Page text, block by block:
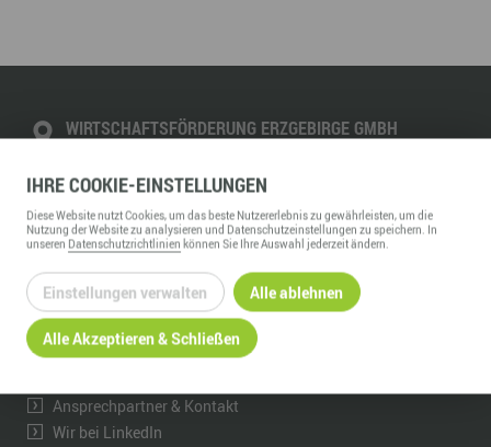
WIRTSCHAFTSFÖRDERUNG ERZGEBIRGE GMBH
09456 Annaberg-Buchholz
Telefon:+49 3733 145 0
Fax:+49 3733 145 145
www.wfe-erzgebirge.de
INFORMATION
Ansprechpartner & Kontakt
Wir bei LinkedIn
IHRECOOKIE-EINSTELLUNGEN
DieseWebsitenutzt Cookies, um das beste Nutzererlebnis zu gewährleisten, um die
Nutzung derWebsitezu analysieren und Datenschutzeinstellungen zu speichern. In
unseren Datenschutzrichtlinien können Sie Ihre Auswahl jederzeit ändern.
Einstellungen verwalten Alle ablehnen
Alle Akzeptieren & Schließen